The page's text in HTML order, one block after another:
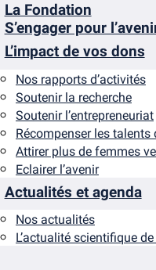
La Fondation
S’engager pour
L’impact de vos dons
Nos rapports d’activités
Soutenir la recherche
Soutenir l’entrepreneuriat
Récompenser les talents
Attirer plus de femmes
Eclairer l’avenir
Actualités et agenda
Nos actualités
L’actualité scientifique de